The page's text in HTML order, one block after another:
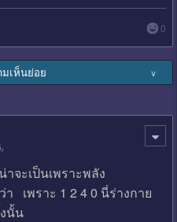
0
เห็นย่อย ∨
จะเป็นเพราะพลัง
เพราะ 1 2 4 0 นี่ร่างกาย
นั้น